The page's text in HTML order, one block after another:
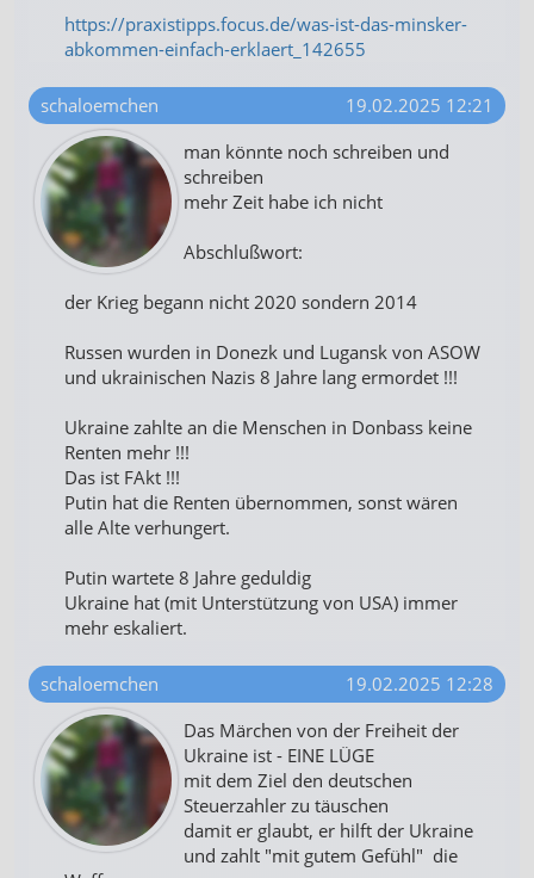
https://praxistipps.focus.de/was-ist-das-minsker-
abkommen-einfach-erklaert_142655
schaloemchen
19.02.2025 12:21
man könnte noch schreiben und
schreiben
mehr Zeit habe ich nicht
Abschlußwort:
der Krieg begann nicht 2020 sondern 2014
Russen wurden in Donezk und Lugansk von ASOW
und ukrainischen Nazis 8 Jahre lang ermordet !!!
Ukraine zahlte an die Menschen in Donbass keine
Renten mehr !!!
Das ist FAkt !!!
Putin hat die Renten übernommen, sonst wären
alle Alte verhungert.
Putin wartete 8 Jahre geduldig
Ukraine hat (mit Unterstützung von USA) immer
mehr eskaliert.
schaloemchen
19.02.2025 12:28
Das Märchen von der Freiheit der
Ukraine ist - EINE LÜGE
mit dem Ziel den deutschen
Steuerzahler zu täuschen
damit er glaubt, er hilft der Ukraine
und zahlt "mit gutem Gefühl" die